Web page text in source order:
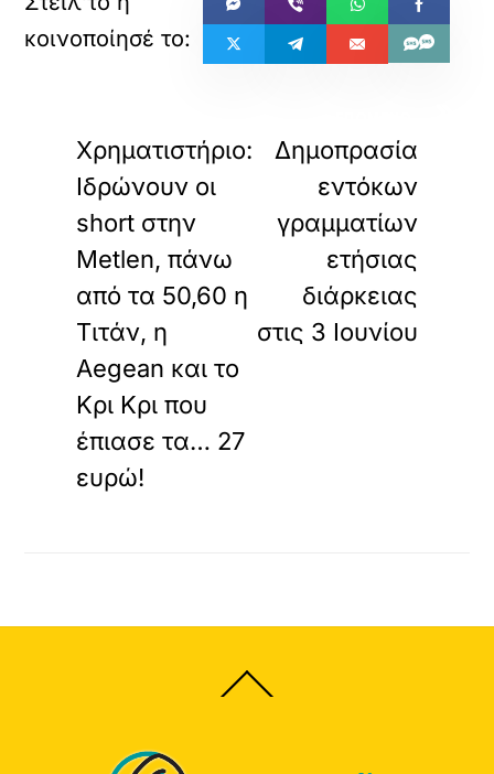
Χρηματιστήριο:
Ιδρώνουν οι
short στην
Metlen, πάνω
από τα 50,60 η
Τιτάν, η
Aegean και το
Κρι Κρι που
έπιασε τα… 27
ευρώ!
Δημοπρασία
εντόκων
γραμματίων
ετήσιας
διάρκειας
στις 3 Ιουνίου
Back
To